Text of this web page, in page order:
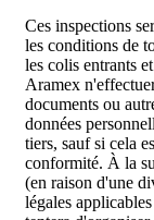
Ces inspections
les conditions de
les colis entrants
Aramex
documents ou
données
tiers, sauf si cela
conformité. À la
(en raison d'une
légales